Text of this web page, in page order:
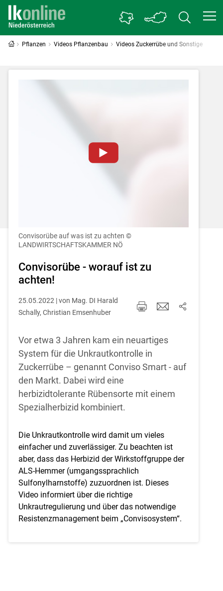
Skip to main content
Pflanzen Videos Pflanzenbau Videos Zuckerrübe und Sonstige
Einstellungen jederzeit einsehen und
korrigieren
Convisorübe auf was ist zu achten ©
LANDWIRTSCHAFTSKAMMER NÖ
Convisorübe - worauf ist zu
achten!
25.05.2022 | von Mag. DI Harald
Schally, Christian Emsenhuber
Vor etwa 3 Jahren kam ein neuartiges
System für die Unkrautkontrolle in
Zuckerrübe – genannt Conviso Smart - auf
den Markt. Dabei wird eine
herbizidtolerante Rübensorte mit einem
Spezialherbizid kombiniert.
Die Unkrautkontrolle wird damit um vieles
einfacher und zuverlässiger. Zu beachten ist
aber, dass das Herbizid der Wirkstoffgruppe der
ALS-Hemmer (umgangssprachlich
Sulfonylharnstoffe) zuzuordnen ist. Dieses
Video informiert über die richtige
Unkrautregulierung und über das notwendige
Resistenzmanagement beim „Convisosystem“.